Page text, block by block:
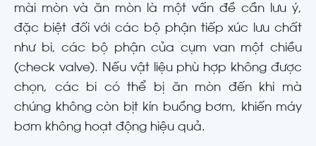
mài mòn và ăn mòn là một vấn đề cần lưu ý,
đặc biệt đối với các bộ phận tiếp xúc lưu chất
như bi, các bộ phận của cụm van một chiều
(check valve). Nếu vật liệu phù hợp không được
chọn, các bi có thể bị ăn mòn đến khi mà
chúng không còn bịt kín buồng bơm, khiến máy
bơm không hoạt động hiệu quả.